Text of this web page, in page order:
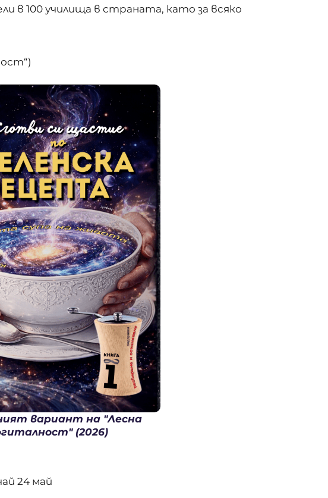
в 100 училища в страната, като за всяко
вариант на "Лесна
(2026)
24 май